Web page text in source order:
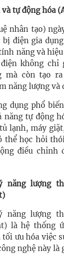
tự động hóa
nhân tạo)
điện gia
năng và
không chỉ
mà còn tạo
năng lượng và
dụng phổ
năng tự động
lạnh, máy
thể học hỏi
điều chỉnh
năng lượng
năng lượng
là hệ thống
ưu hóa việc
nghệ này là